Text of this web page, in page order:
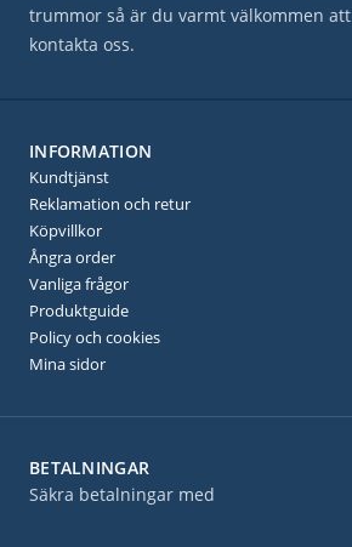
BETALNINGAR
Säkra betalningar med
trummor så är du varmt välkommen att
kontakta oss.
INFORMATION
Kundtjänst
Reklamation och retur
Köpvillkor
Ångra order
Vanliga frågor
Produktguide
Policy och cookies
Mina sidor